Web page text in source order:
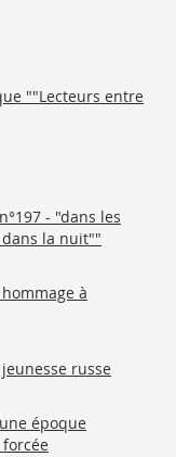
""Lecteurs entre
- "dans les
la nuit""
à
russe
époque